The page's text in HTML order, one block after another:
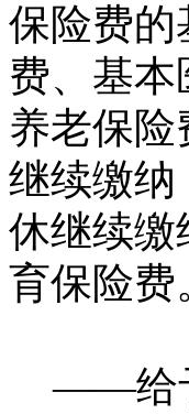
保险费的
费、基
养老保
继续缴纳
休继续缴
育保险费
——给予